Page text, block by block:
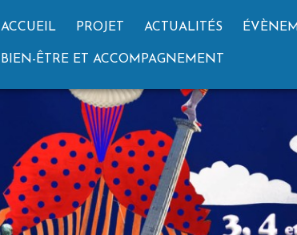
ACCUEIL PROJET ACTUALITÉS
BIEN-ÊTRE ET ACCOMPAGNEMENT